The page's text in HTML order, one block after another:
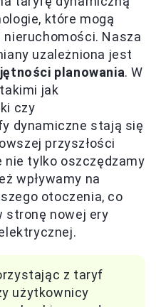
które mogą
Nasza
uzależniona jest
planowania. W
jak
czy
dynamiczne stają się
przyszłości
nie tylko oszczędzamy
wpływamy na
otoczenia, co
stronę nowej ery
z taryf
użytkownicy